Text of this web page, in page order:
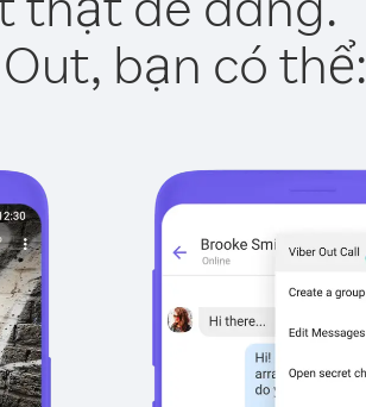
bạn có thể: